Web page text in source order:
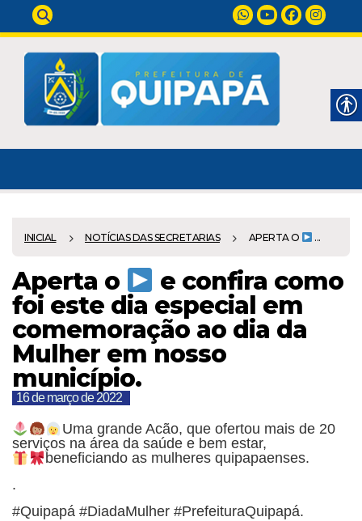
INICIAL NOTÍCIAS DAS SECRETARIAS APERTA O ...
Aperta o
e confira como
foi este dia especial em
comemoração ao dia da
Mulher em nosso
município.
16 de março de 2022
Uma grande Acão, que ofertou mais de 20
serviços na área da saúde e bem estar,
beneficiando as mulheres quipapaenses.
.
#Quipapá #DiadaMulher #PrefeituraQuipapá.